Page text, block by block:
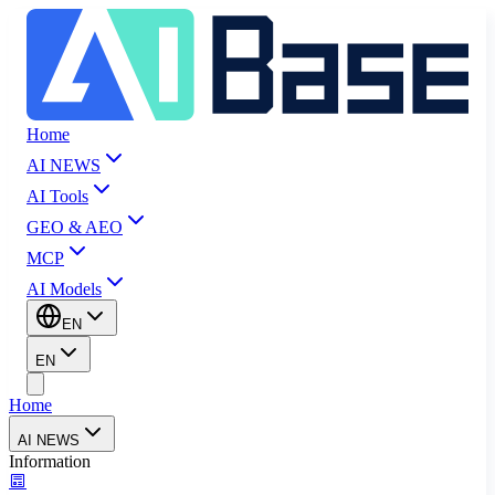
Home
AI NEWS
AI Tools
GEO & AEO
MCP
AI Models
EN
EN
Home
AI NEWS
Information